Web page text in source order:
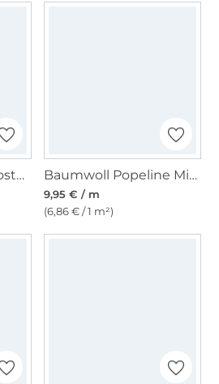
Beschichteter Dekostoff Canvas. natur Baumwoll Popeline Mini Leo, sand
9,95 € / m
(6,86 € / 1 m²)